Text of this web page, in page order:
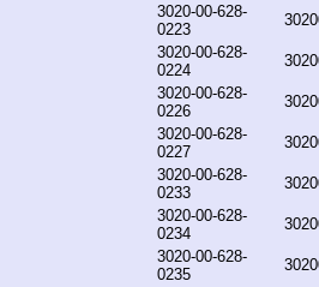
3020-00-628-
0223
3020-00-628-
0224
3020-00-628-
0226
3020-00-628-
0227
3020-00-628-
0233
3020-00-628-
0234
3020-00-628-
0235